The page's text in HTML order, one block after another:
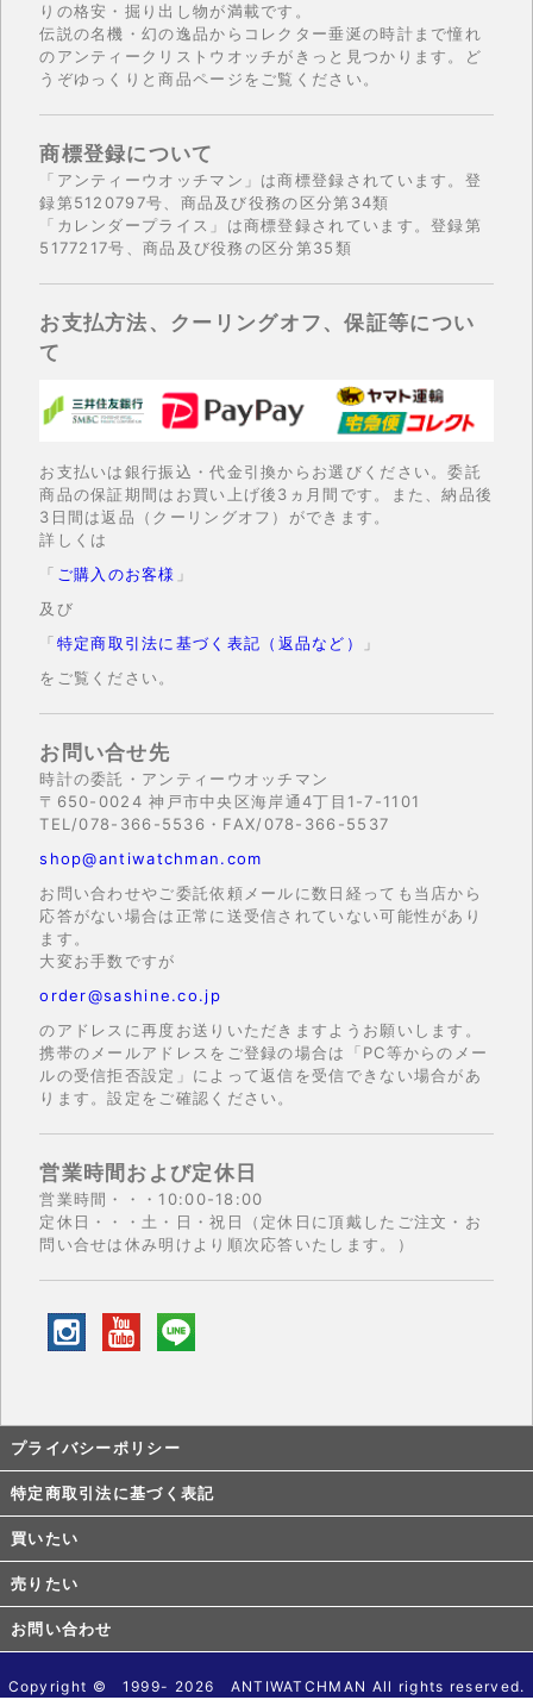
りの格安・掘り出し物が満載です。
伝説の名機・幻の逸品からコレクター垂涎の時計まで憧れ
のアンティークリストウオッチがきっと見つかります。ど
うぞゆっくりと商品ページをご覧ください。
商標登録について
「アンティーウオッチマン」は商標登録されています。登
録第5120797号、商品及び役務の区分第34類
「カレンダープライス」は商標登録されています。登録第
5177217号、商品及び役務の区分第35類
お支払方法、クーリングオフ、保証等につい
て
お支払いは銀行振込・代金引換からお選びください。委託
商品の保証期間はお買い上げ後3ヵ月間です。また、納品後
3日間は返品（クーリングオフ）ができます。
詳しくは
「 ご購入のお客様 」
及び
「特定商取引法に基づく表記（返品など）
」
をご覧ください。
お問い合せ先
時計の委託・アンティーウオッチマン
〒650-0024 神戸市中央区海岸通4丁目1-7-1101
TEL/078-366-5536・FAX/078-366-5537
shop@antiwatchman.com
お問い合わせやご委託依頼メールに数日経っても当店から
応答がない場合は正常に送受信されていない可能性があり
ます。
大変お手数ですが
order@sashine.co.jp
のアドレスに再度お送りいただきますようお願いします。
携帯のメールアドレスをご登録の場合は「PC等からのメー
ルの受信拒否設定」によって返信を受信できない場合があ
ります。設定をご確認ください。
営業時間および定休日
営業時間・・・10:00-18:00
定休日・・・土・日・祝日（定休日に頂戴したご注文・お
問い合せは休み明けより順次応答いたします。）
プライバシーポリシー
特定商取引法に基づく表記
買いたい
売りたい
お問い合わせ
Copyright © 1999- 2026 ANTIWATCHMAN All rights reserved.